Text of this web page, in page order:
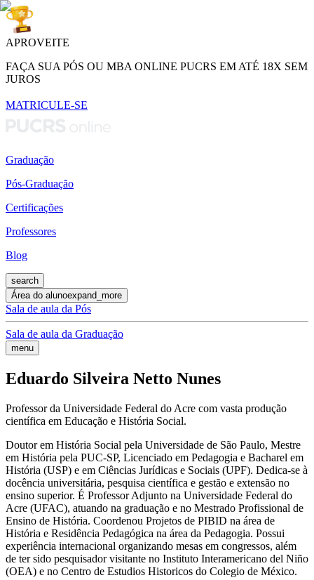
APROVEITE
FAÇA SUA PÓS OU MBA ONLINE PUCRS EM ATÉ 18X SEM
JUROS
MATRICULE-SE
Graduação
Pós-Graduação
Certificações
Professores
Blog
search
Área do alunoexpand_more
Sala de aula da Pós
Sala de aula da Graduação
menu
Eduardo Silveira Netto Nunes
Professor da Universidade Federal do Acre com vasta produção
científica em Educação e História Social.
Doutor em História Social pela Universidade de São Paulo, Mestre
em História pela PUC-SP, Licenciado em Pedagogia e Bacharel em
História (USP) e em Ciências Jurídicas e Sociais (UPF). Dedica-se à
docência universitária, pesquisa científica e gestão e extensão no
ensino superior. É Professor Adjunto na Universidade Federal do
Acre (UFAC), atuando na graduação e no Mestrado Profissional de
Ensino de História. Coordenou Projetos de PIBID na área de
História e Residência Pedagógica na área da Pedagogia. Possui
experiência internacional organizando mesas em congressos, além
de ter sido pesquisador visitante no Instituto Interamericano del Niño
(OEA) e no Centro de Estudios Historicos do Colegio de México.